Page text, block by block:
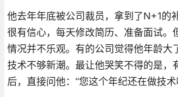
他去年年底被公司裁员，拿到了N+1的
很有信心，每天修改简历、准备面试。
情况并不乐观。有的公司觉得他年龄大
技术不够新潮。最让他哭笑不得的是，
后，直接问他：“您这个年纪还在做技术